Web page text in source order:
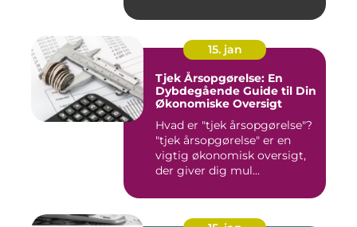
15. jan
Tjek Årsopgørelse: En
Dybdegående Guide til Din
Økonomiske Oversigt
Hvad er "tjek årsopgørelse"?
"tjek årsopgørelse" er en
vigtig økonomisk oversigt,
der giver dig mul...